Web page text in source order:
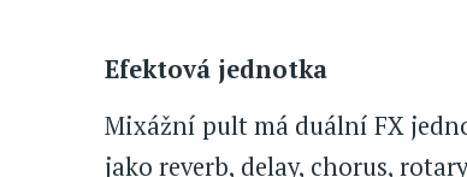
Efektová jednotka
Mixážní pult má duální FX
jako reverb, delay, chorus,